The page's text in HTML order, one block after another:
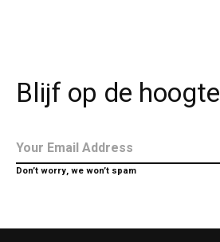
Blijf op de hoogte
Don’t worry, we won’t spam